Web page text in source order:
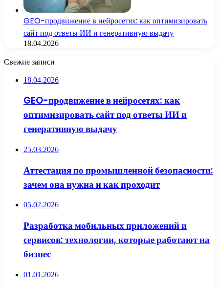
GEO-продвижение в нейросетях: как оптимизировать
сайт под ответы ИИ и генеративную выдачу
18.04.2026
Свежие записи
18.04.2026
GEO-продвижение в нейросетях: как
оптимизировать сайт под ответы ИИ и
генеративную выдачу
25.03.2026
Аттестация по промышленной безопасности:
зачем она нужна и как проходит
05.02.2026
Разработка мобильных приложений и
сервисов: технологии, которые работают на
бизнес
01.01.2026